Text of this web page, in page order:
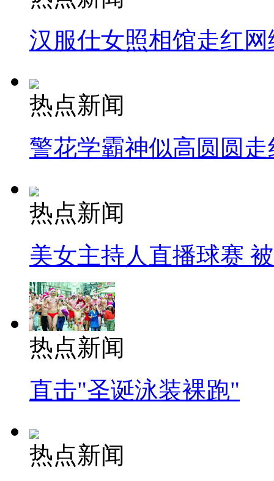
汉服仕女照相馆走红网
热点新闻
警花学霸神似高圆圆走
热点新闻
美女主持人直播球赛
热点新闻
直击"圣诞泳装裸跑"
热点新闻